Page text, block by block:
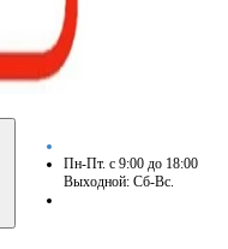
Пн-Пт. с 9:00 до 18:00
Выходной: Сб-Вс.